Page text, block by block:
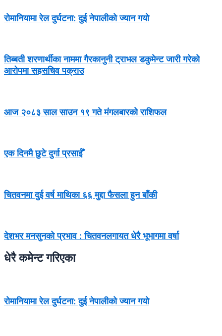
रोमानियामा रेल दुर्घटना: दुई नेपालीको ज्यान गयो
तिब्बती शरणार्थीका नाममा गैरकानुनी ट्राभल डकुमेन्ट जारी गरेको
आरोपमा सहसचिव पक्राउ
आज २०८३ साल साउन १९ गते मंगलबारको राशिफल
एक दिनमै छुटे दुर्गा प्रसाईँ
चितवनमा दुई वर्ष माथिका ६६ मुद्दा फैसला हुन बाँकी
देशभर मनसुनको प्रभाव : चितवनलगायत धेरै भूभागमा वर्षा
धेरै कमेन्ट गरिएका
रोमानियामा रेल दुर्घटना: दुई नेपालीको ज्यान गयो